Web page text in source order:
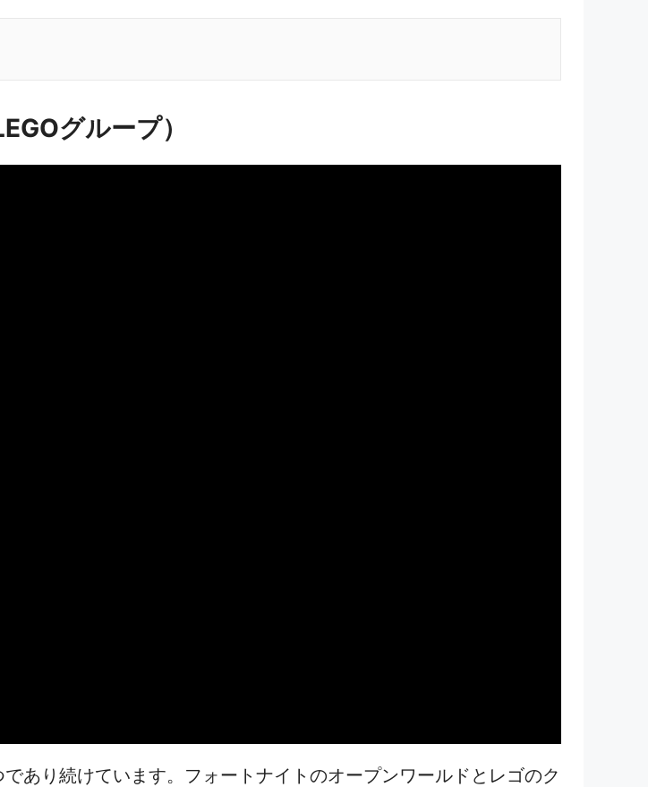
グループ）
あり続けています。フォートナイトのオープンワールドとレゴのク